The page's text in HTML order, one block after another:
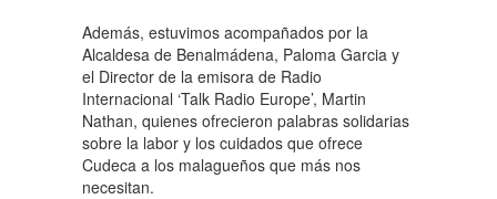
Además, estuvimos acompañados por la
Alcaldesa de Benalmádena, Paloma Garcia y
el Director de la emisora de Radio
Internacional ‘Talk Radio Europe’, Martin
Nathan, quienes ofrecieron palabras solidarias
sobre la labor y los cuidados que ofrece
Cudeca a los malagueños que más nos
necesitan.